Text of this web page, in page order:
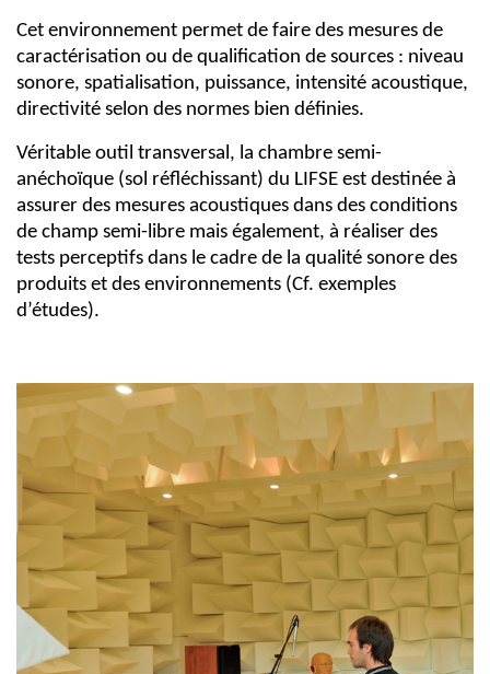
Cet environnement permet de faire des mesures de
caractérisation ou de qualification de sources : niveau
sonore, spatialisation, puissance, intensité acoustique,
directivité selon des normes bien définies.
Véritable outil transversal, la chambre semi-
anéchoïque (sol réfléchissant) du LIFSE est destinée à
assurer des mesures acoustiques dans des conditions
de champ semi-libre mais également, à réaliser des
tests perceptifs dans le cadre de la qualité sonore des
produits et des environnements (Cf. exemples
d’études).